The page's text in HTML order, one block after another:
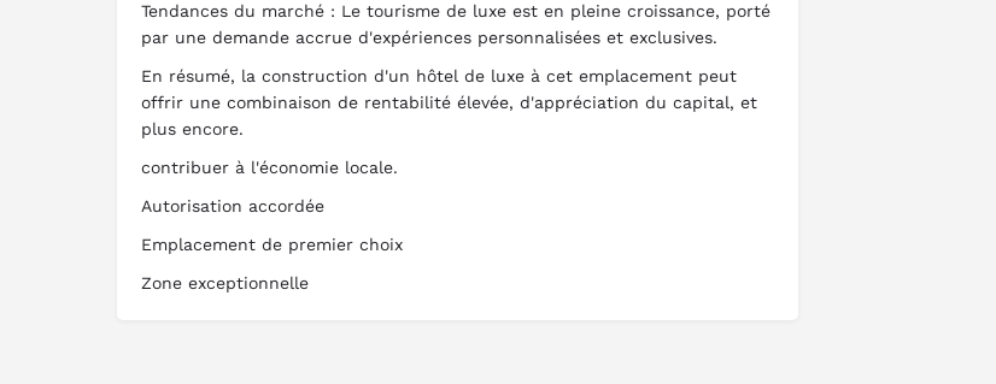
Tendances du marché : Le tourisme de luxe est en pleine croissance, porté
par une demande accrue d'expériences personnalisées et exclusives.
En résumé, la construction d'un hôtel de luxe à cet emplacement peut
offrir une combinaison de rentabilité élevée, d'appréciation du capital, et
plus encore.
contribuer à l'économie locale.
Autorisation accordée
Emplacement de premier choix
Zone exceptionnelle